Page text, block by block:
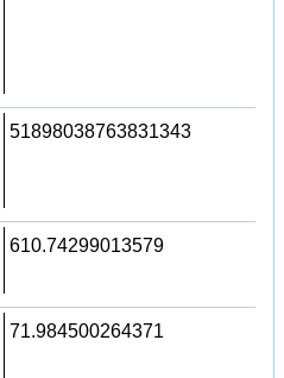
51898038763831343
610.74299013579
71.984500264371